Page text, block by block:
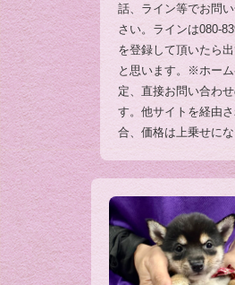
話、ライン等でお問
さい。ラインは080-
を登録して頂いたら
と思います。※ホー
定、直接お問い合わ
す。他サイトを経由
合、価格は上乗せにな